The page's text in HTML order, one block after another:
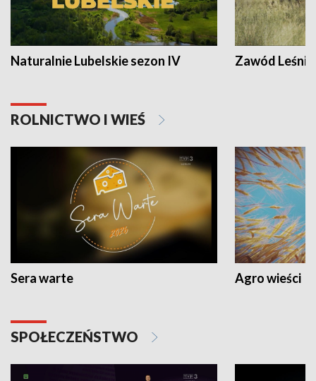
Naturalnie Lubelskie sezon IV Zawód Leśnik
ROLNICTWO I WIEŚ
Sera warte Agro wieści
SPOŁECZEŃSTWO